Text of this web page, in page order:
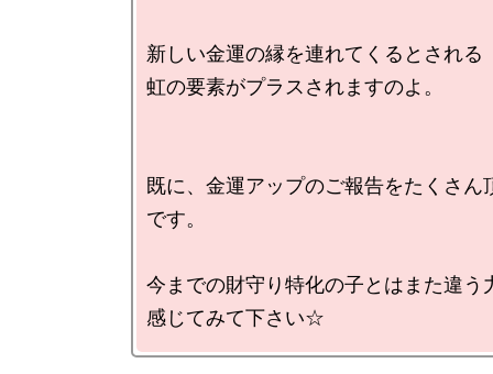
新しい金運の縁を連れてくるとされる
虹の要素がプラスされますのよ。
既に、金運アップのご報告をたくさん
です。
今までの財守り特化の子とはまた違う